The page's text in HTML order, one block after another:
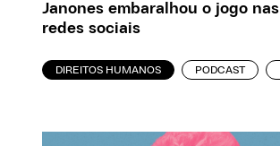
Janones embaralhou o jogo nas
redes sociais
DIREITOS HUMANOS PODCAST